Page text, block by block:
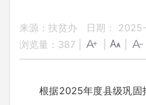
来源：扶贫办
日期：
浏览量： 387
根据2025年度县级巩固